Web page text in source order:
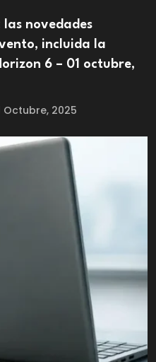
las novedades
incluida la
6 – 01 octubre,
Octubre, 2025